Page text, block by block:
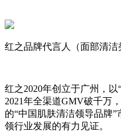
红之品牌代言人（面部清洁
红之2020年创立于广州，
2021年全渠道GMV破千万
的“中国肌肤清洁领导品牌
领行业发展的有力见证。